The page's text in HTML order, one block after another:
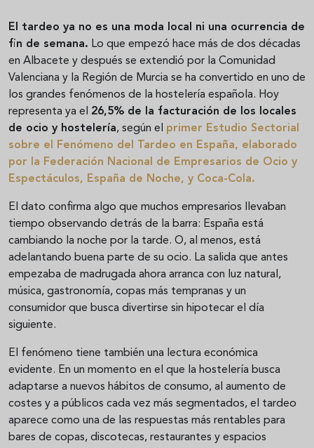
El tardeo ya no es una moda local ni una ocurrencia de
fin de semana. Lo que empezó hace más de dos décadas
en Albacete y después se extendió por la Comunidad
Valenciana y la Región de Murcia se ha convertido en uno de
los grandes fenómenos de la hostelería española. Hoy
representa ya el 26,5% de la facturación de los locales
de ocio y hostelería, según el primer Estudio Sectorial
sobre el Fenómeno del Tardeo en España, elaborado
por la Federación Nacional de Empresarios de Ocio y
Espectáculos, España de Noche, y Coca-Cola.
El dato confirma algo que muchos empresarios llevaban
tiempo observando detrás de la barra: España está
cambiando la noche por la tarde. O, al menos, está
adelantando buena parte de su ocio. La salida que antes
empezaba de madrugada ahora arranca con luz natural,
música, gastronomía, copas más tempranas y un
consumidor que busca divertirse sin hipotecar el día
siguiente.
El fenómeno tiene también una lectura económica
evidente. En un momento en el que la hostelería busca
adaptarse a nuevos hábitos de consumo, al aumento de
costes y a públicos cada vez más segmentados, el tardeo
aparece como una de las respuestas más rentables para
bares de copas, discotecas, restaurantes y espacios